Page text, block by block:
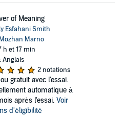
of Meaning
Esfahani Smith
Mozhan Marno
h et 17 min
Anglais
2 notations
ou gratuit avec l'essai.
automatique à
après l'essai. Voir
d'éligibilité